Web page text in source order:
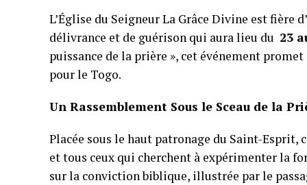
L’Église du Seigneur La Grâce Divine est fière
délivrance et de guérison qui aura lieu du 23
puissance de la prière », cet événement
pour le Togo.
Un Rassemblement Sous le Sceau de la
Placée sous le haut patronage du Saint-
et tous ceux qui cherchent à expérimenter la
sur la conviction biblique, illustrée par le